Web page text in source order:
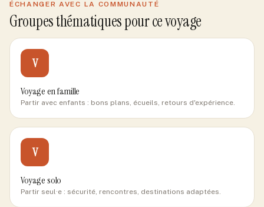
ÉCHANGER AVEC LA COMMUNAUTÉ
Groupes thématiques pour ce voyage
V
Voyage en famille
Partir avec enfants : bons plans, écueils, retours d'expérience.
V
Voyage solo
Partir seul·e : sécurité, rencontres, destinations adaptées.